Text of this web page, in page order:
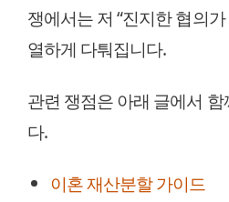
쟁에서는 저 “진지한 협의
열하게 다퉈집니다.
관련 쟁점은 아래 글에서
다.
이혼 재산분할 가이드